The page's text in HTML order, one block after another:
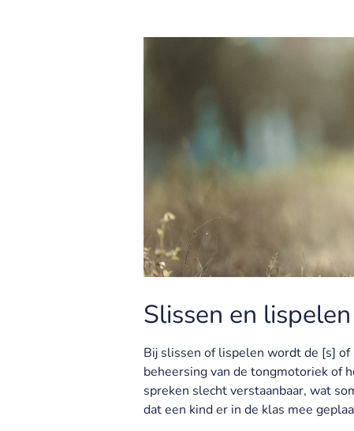
Slissen en lispelen
Bij slissen of lispelen wordt de [s]
beheersing van de tongmotoriek of
spreken slecht verstaanbaar, wat
dat een kind er in de klas mee